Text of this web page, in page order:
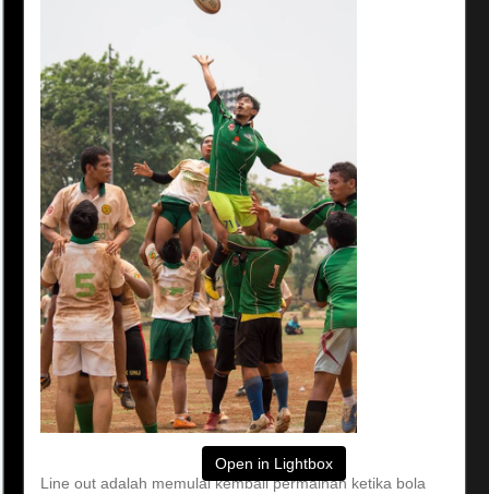
Open in Lightbox
Line out adalah memulai kembali permainan ketika bola